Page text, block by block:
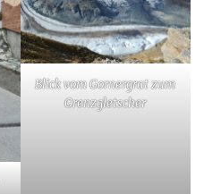
Blick vom Gornergrat zum
Grenzgletscher